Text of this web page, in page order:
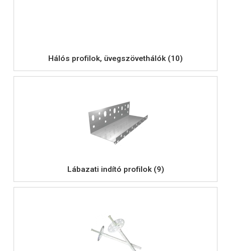
Hálós profilok, üvegszövethálók (10)
Lábazati indító profilok (9)